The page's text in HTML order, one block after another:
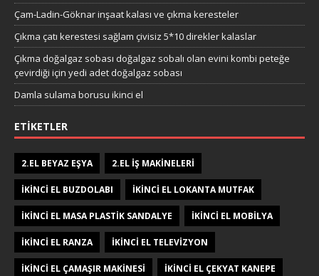
Çam-Ladin-Göknar inşaat kalası ve çıkma keresteler
Çıkma çatı kerestesi sağlam çivisiz 5*10 direkler kalaslar
Çıkma doğalgaz sobası doğalgaz sobalı olan evini kombi peteğe
çevirdiği için yedi adet doğalgaz sobası
Damla sulama borusu ikinci el
ETIKETLER
2.EL BEYAZ EŞYA 2.EL IŞ MAKINELERI
IKINCI EL BUZDOLABI IKINCI EL LOKANTA MUTFAK
IKINCI EL MASA PLASTIK SANDALYE IKINCI EL MOBILYA
IKINCI EL RANZA IKINCI EL TELEVIZYON
IKINCI EL ÇAMAŞIR MAKINESI IKINCI EL ÇEKYAT KANEPE